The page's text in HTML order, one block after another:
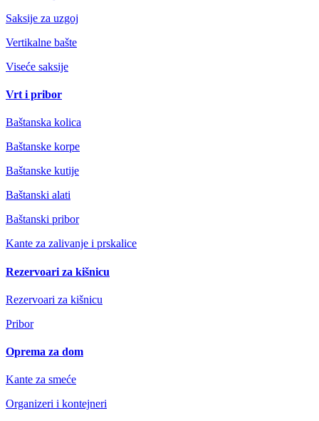
Saksije za uzgoj
Vertikalne bašte
Viseće saksije
Vrt i pribor
Baštanska kolica
Baštanske korpe
Baštanske kutije
Baštanski alati
Baštanski pribor
Kante za zalivanje i prskalice
Rezervoari za kišnicu
Rezervoari za kišnicu
Pribor
Oprema za dom
Kante za smeće
Organizeri i kontejneri